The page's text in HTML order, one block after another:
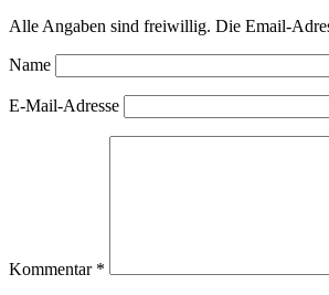
Alle Angaben sind freiwillig. Die Email-
Name
E-Mail-Adresse
Kommentar *